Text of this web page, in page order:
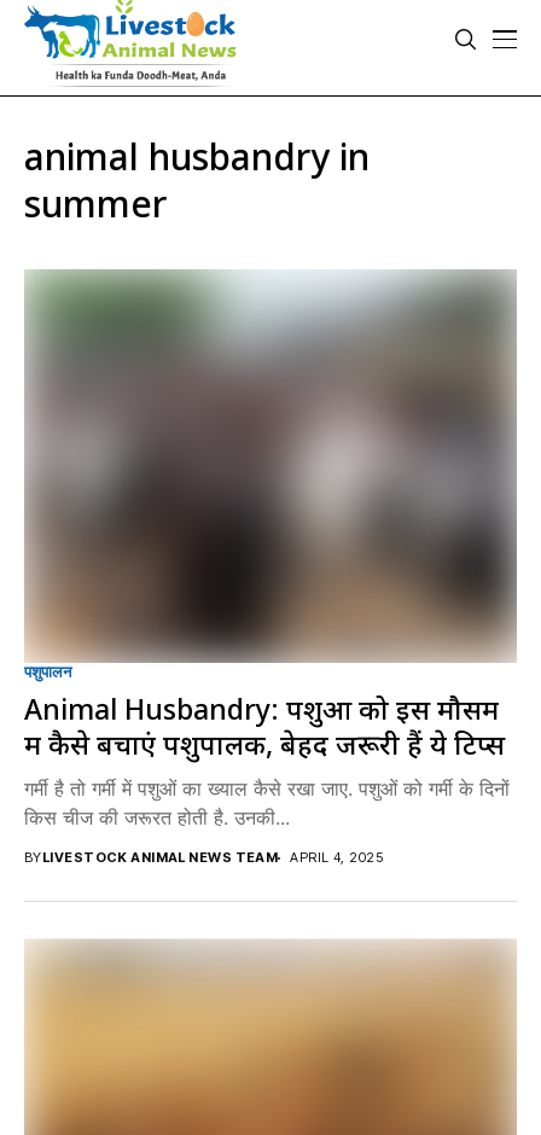
animal husbandry in
summer
पशुपालन
Animal Husbandry: पशुओं को इस मौसम
में कैसे बचाएं पशुपालक, बेहद जरूरी हैं ये टिप्स
गर्मी है तो गर्मी में पशुओं का ख्याल कैसे रखा जाए. पशुओं को गर्मी के दिनों
किस चीज की जरूरत होती है. उनकी...
BYLIVESTOCK ANIMAL NEWS TEAM APRIL 4, 2025